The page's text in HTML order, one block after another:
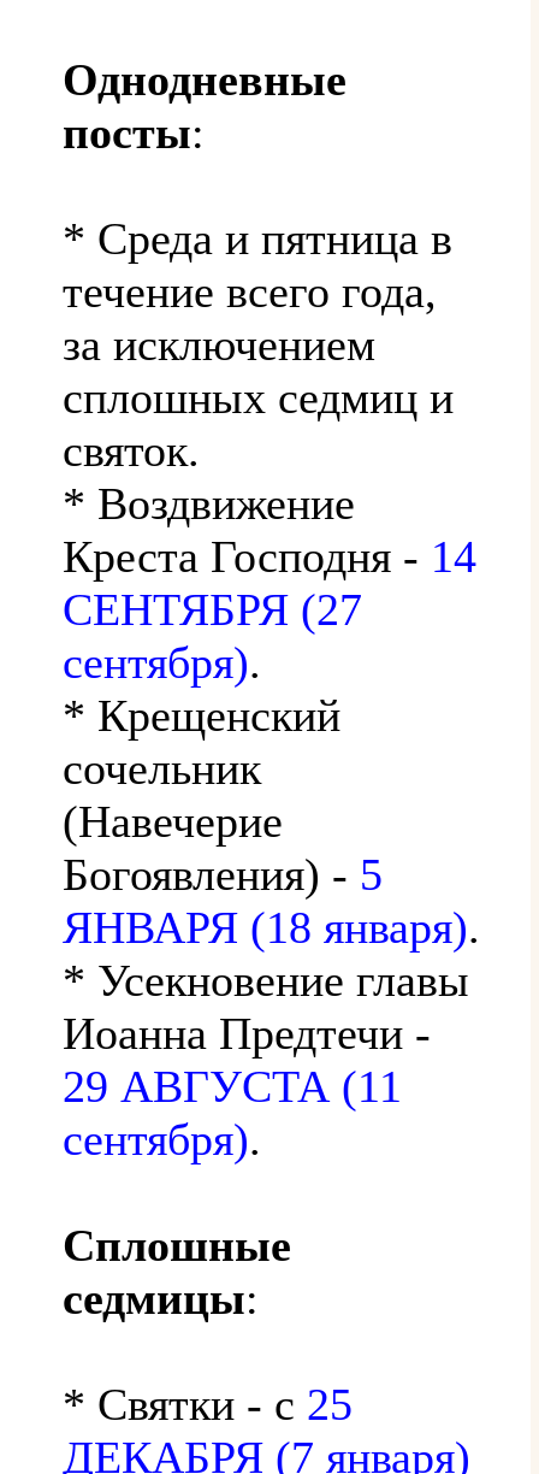
Однодневные
посты:
* Среда и пятница в
течение всего года,
за исключением
сплошных седмиц и
святок.
* Воздвижение
Креста Господня - 14
СЕНТЯБРЯ (27
сентября).
* Крещенский
сочельник
(Навечерие
Богоявления) - 5
ЯНВАРЯ (18 января).
* Усекновение главы
Иоанна Предтечи -
29 АВГУСТА (11
сентября).
Сплошные
седмицы:
* Святки - с 25
ДЕКАБРЯ (7 января)